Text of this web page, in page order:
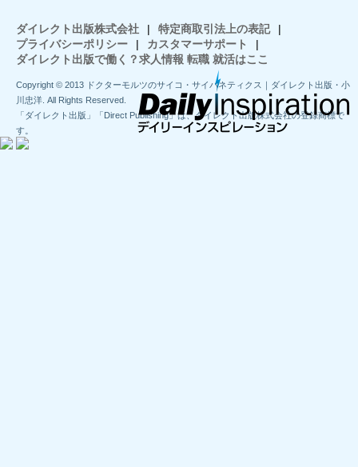
ダイレクト出版株式会社 | 特定商取引法上の表記
|
プライバシーポリシー
| カスタマーサポート
|
ダイレクト出版で働く？求人情報 転職 就活はここ
Copyright © 2013 ドクターモルツのサイコ・サイバネティクス｜ダイレクト出版・小
川忠洋. All Rights Reserved.
「ダイレクト出版」「Direct Publishing」は、ダイレクト出版株式会社の登録商標で
す。